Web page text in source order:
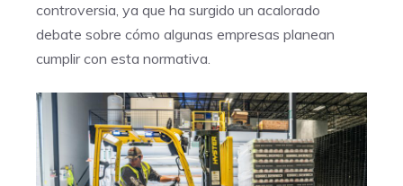
controversia, ya que ha surgido un acalorado
debate sobre cómo algunas empresas planean
cumplir con esta normativa.